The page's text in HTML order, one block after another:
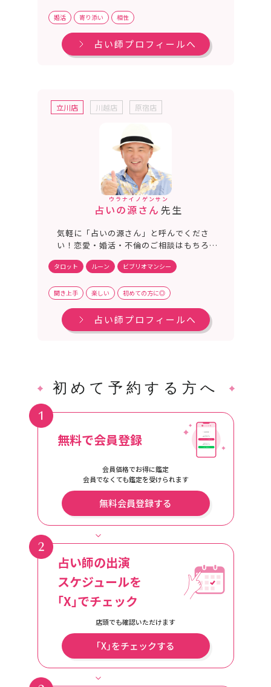
ように彼の気持ちや二人の相性を丁寧に読
婚活 寄り添い 相性
占い師プロフィールへ
立川店 川越店 原宿店
ウラナイノゲンサン
占いの源さん 先生
気軽に「占いの源さん」と呼んでくださ
い！恋愛・婚活・不倫のご相談はもちろ
子育て・受験のご相談も得意としていま
として、時には私の経験談も交えながら鑑
タロット ルーン ビブリオマンシー
聞き上手 楽しい 初めての方に◎
占い師プロフィールへ
初めて予約する方へ
無料で会員登録
会員価格でお得に鑑定
会員でなくても鑑定を受けられます
無料会員登録する
占い師の出演
スケジュールを
｢X｣でチェック
店頭でも確認いただけます
｢X｣をチェックする